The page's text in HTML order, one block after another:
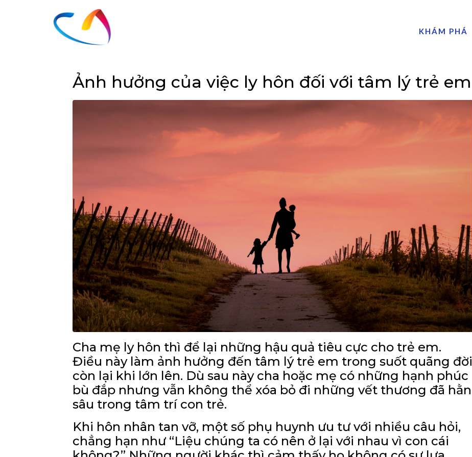
KHÁM PHÁ
Ảnh hưởng của việc ly hôn đối với tâm lý trẻ em
Cha mẹ ly hôn thì để lại những hậu quả tiêu cực cho trẻ em.
Điều này làm ảnh hưởng đến tâm lý trẻ em trong suốt quãng đời
còn lại khi lớn lên. Dù sau này cha hoặc mẹ có những hạnh phúc
bù đắp nhưng vẫn không thể xóa bỏ đi những vết thương đã hằn
sâu trong tâm trí con trẻ.
Khi hôn nhân tan vỡ, một số phụ huynh ưu tư với nhiều câu hỏi,
chẳng hạn như “Liệu chúng ta có nên ở lại với nhau vì con cái